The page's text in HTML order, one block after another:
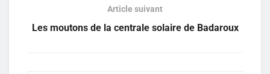
Article suivant
Les moutons de la centrale solaire de Badaroux